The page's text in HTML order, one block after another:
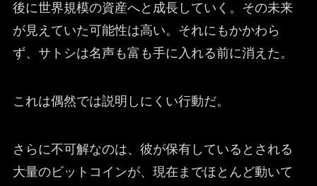
後に世界規模の資産へと成長していく。その未来
が見えていた可能性は高い。それにもかかわら
ず、サトシは名声も富も手に入れる前に消えた。
これは偶然では説明しにくい行動だ。
さらに不可解なのは、彼が保有しているとされる
大量のビットコインが、現在までほとんど動いて